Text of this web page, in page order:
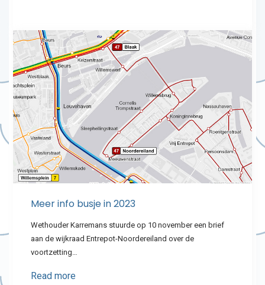
Meer info busje in 2023
Wethouder Karremans stuurde op 10 november een brief
aan de wijkraad Entrepot-Noordereiland over de
voortzetting…
Read more